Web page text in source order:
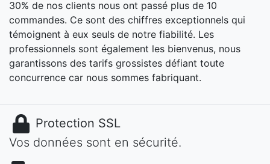
30% de nos clients nous ont passé plus de 10
commandes. Ce sont des chiffres exceptionnels qui
témoignent à eux seuls de notre fiabilité. Les
professionnels sont également les bienvenus, nous
garantissons des tarifs grossistes défiant toute
concurrence car nous sommes fabriquant.
Protection SSL
Vos données sont en sécurité.